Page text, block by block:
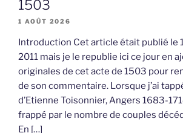
1503
1 AOÛT 2026
Introduction Cet article était publié le
2011 mais je le republie ici ce jour en
originales de cet acte de 1503 pour
de son commentaire. Lorsque j’ai
d’Etienne Toisonnier, Angers 1683-
frappé par le nombre de couples
En […]